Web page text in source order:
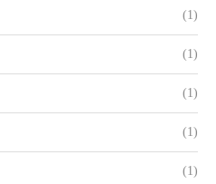
(1)
(1)
(1)
(1)
(1)